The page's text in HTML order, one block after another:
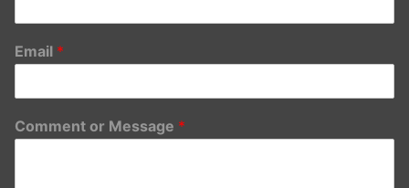
Email *
Comment or Message *